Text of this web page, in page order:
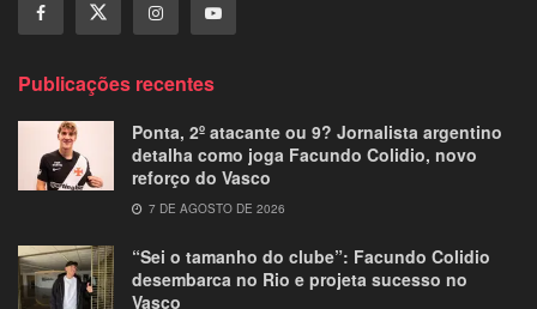
Publicações recentes
Ponta, 2º atacante ou 9? Jornalista argentino
detalha como joga Facundo Colidio, novo
reforço do Vasco
7 DE AGOSTO DE 2026
“Sei o tamanho do clube”: Facundo Colidio
desembarca no Rio e projeta sucesso no
Vasco